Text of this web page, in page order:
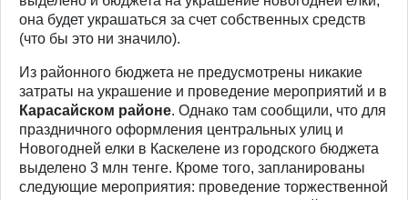
она будет украшаться за счет собственных средств
(что бы это ни значило).
Из районного бюджета не предусмотрены никакие
затраты на украшение и проведение мероприятий и в
Карасайском районе. Однако там сообщили, что для
праздничного оформления центральных улиц и
Новогодней елки в Каскелене из городского бюджета
выделено 3 млн тенге. Кроме того, запланированы
следующие мероприятия: проведение торжественной